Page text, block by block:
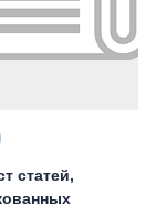
статей,